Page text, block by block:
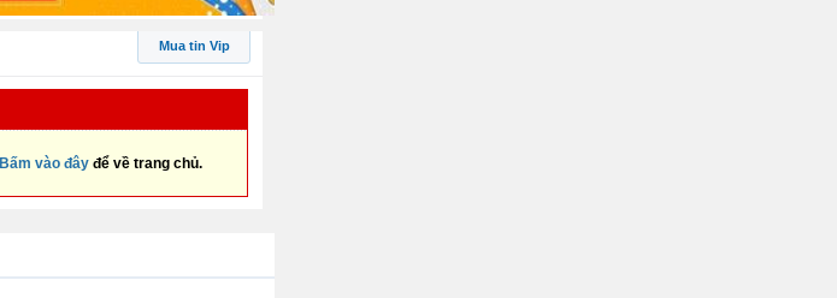
Mua tin Vip
Bấm vào đây để về trang chủ.